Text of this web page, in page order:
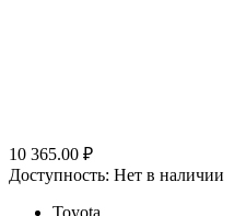
10 365.00 ₽
Доступность: Нет в наличии